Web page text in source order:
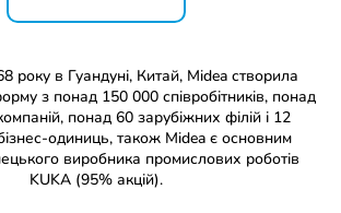
року в Гуандуні, Китай, Midea створила
з понад 150 000 співробітників, понад
понад 60 зарубіжних філій і 12
одиниць, також Midea є основним
виробника промислових роботів
KUKA (95% акцій).